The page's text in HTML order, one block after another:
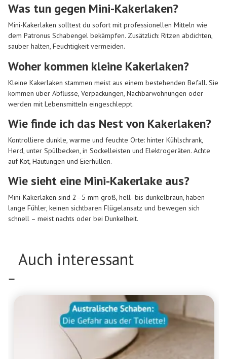
Was tun gegen Mini-Kakerlaken?
Mini-Kakerlaken solltest du sofort mit professionellen Mitteln wie
dem Patronus Schabengel bekämpfen. Zusätzlich: Ritzen abdichten,
sauber halten, Feuchtigkeit vermeiden.
Woher kommen kleine Kakerlaken?
Kleine Kakerlaken stammen meist aus einem bestehenden Befall. Sie
kommen über Abflüsse, Verpackungen, Nachbarwohnungen oder
werden mit Lebensmitteln eingeschleppt.
Wie finde ich das Nest von Kakerlaken?
Kontrolliere dunkle, warme und feuchte Orte: hinter Kühlschrank,
Herd, unter Spülbecken, in Sockelleisten und Elektrogeräten. Achte
auf Kot, Häutungen und Eierhüllen.
Wie sieht eine Mini-Kakerlake aus?
Mini-Kakerlaken sind 2–5 mm groß, hell- bis dunkelbraun, haben
lange Fühler, keinen sichtbaren Flügelansatz und bewegen sich
schnell – meist nachts oder bei Dunkelheit.
Auch interessant